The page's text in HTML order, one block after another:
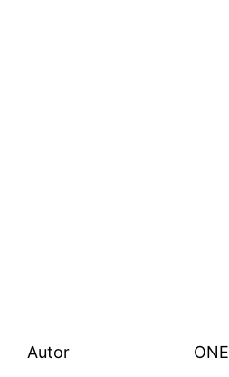
Autor ONE